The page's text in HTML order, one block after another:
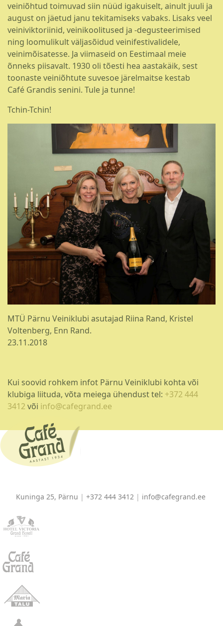
veiniõhtud toimuvad siin nüüd igakuiselt, ainult juuli ja
august on jäetud janu tekitamiseks vabaks. Lisaks veel
veiniviktoriinid, veinikoolitused ja -degusteerimised
ning loomulikult väljasõidud veinifestivalidele,
veinimõisatesse. Ja viimaseid on Eestimaal meie
õnneks piisavalt. 1930 oli tõesti hea aastakäik, sest
toonaste veiniõhtute suvesoe järelmaitse kestab
Café Grandis senini. Tule ja tunne!
Tchin-Tchin!
MTÜ Pärnu Veiniklubi asutajad Riina Rand, Kristel
Voltenberg, Enn Rand.
23.11.2018
Kui soovid rohkem infot Pärnu Veiniklubi kohta või
klubiga liituda, võta meiega ühendust tel: +372 444
3412 või info@cafegrand.ee
Kuninga 25, Pärnu | +372 444 3412| info@cafegrand.ee